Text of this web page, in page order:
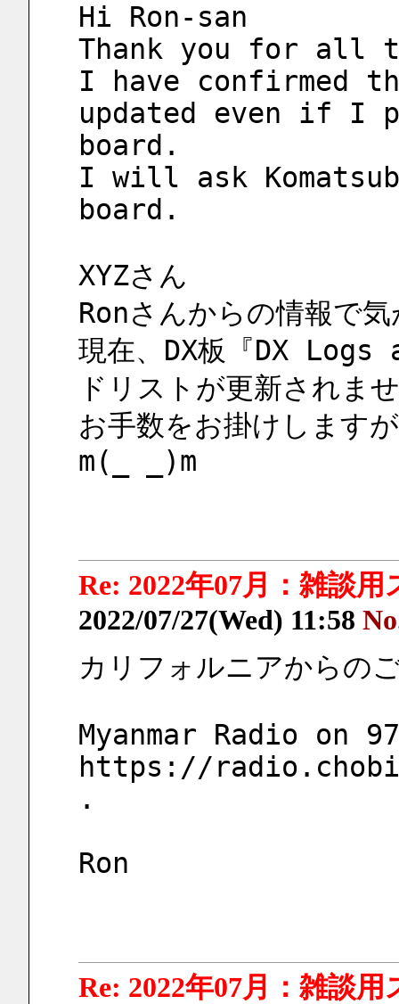
Hi Ron-san
Thank you for all
I have confirmed
updated even if I
board.
I will ask
board.
XYZさん
Ronさんからの情報で
現在、DX板『DX Logs
ドリストが更新されま
お手数をお掛けします
m(_ _)m
Re: 2022年07月：雑談用
2022/07/27(Wed) 11:58
カリフォルニアからの
Myanmar Radio on
https://
.
Ron
Re: 2022年07月：雑談用